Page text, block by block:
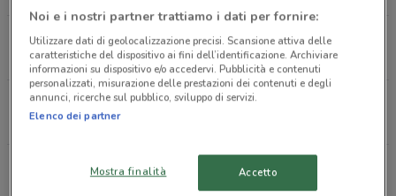
Via Angelo Emo, 27 Roma
3.1 km
APERTO
Via Isonzo 11 Roma
4.2 km
APERTO
Via Arola 55 Roma
Noi e i nostri partner trattiamo i dati per fornire:
Utilizzare dati di geolocalizzazione precisi. Scansione attiva delle
caratteristiche del dispositivo ai fini dell’identificazione. Archiviare
informazioni su dispositivo e/o accedervi. Pubblicità e contenuti
personalizzati, misurazione delle prestazioni dei contenuti e degli
annunci, ricerche sul pubblico, sviluppo di servizi.
Elenco dei partner
Mostra finalità Accetto